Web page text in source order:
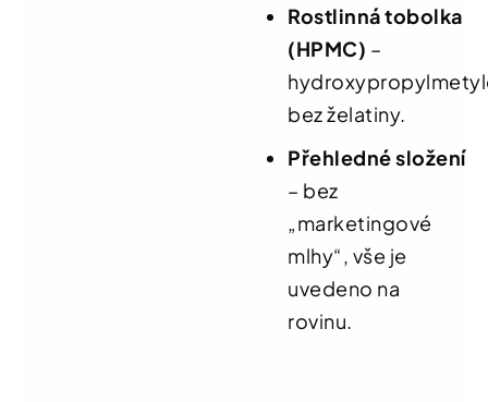
Rostlinná tobolka
(HPMC) –
bez želatiny.
Přehledné složení
– bez
„marketingové
mlhy“, vše je
uvedeno na
rovinu.